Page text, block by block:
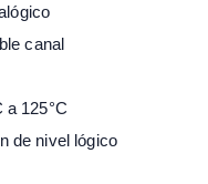
canal
a 125°C
de nivel lógico